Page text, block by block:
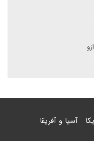
آسیا و آفریقا